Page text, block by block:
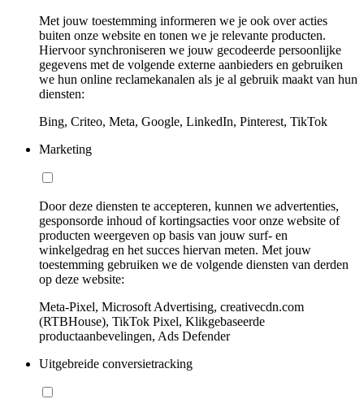
Met jouw toestemming informeren we je ook over acties
buiten onze website en tonen we je relevante producten.
Hiervoor synchroniseren we jouw gecodeerde persoonlijke
gegevens met de volgende externe aanbieders en gebruiken
we hun online reclamekanalen als je al gebruik maakt van hun
diensten:
Bing, Criteo, Meta, Google, LinkedIn, Pinterest, TikTok
Marketing
Door deze diensten te accepteren, kunnen we advertenties,
gesponsorde inhoud of kortingsacties voor onze website of
producten weergeven op basis van jouw surf- en
winkelgedrag en het succes hiervan meten. Met jouw
toestemming gebruiken we de volgende diensten van derden
op deze website:
Meta-Pixel, Microsoft Advertising, creativecdn.com
(RTBHouse), TikTok Pixel, Klikgebaseerde
productaanbevelingen, Ads Defender
Uitgebreide conversietracking